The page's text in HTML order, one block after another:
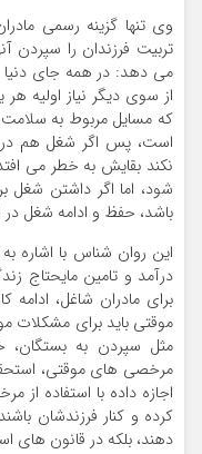
وی تنها گزینه رسمی
تربیت فرزندان را سپردن
می دهد: در همه جای دنیا
از سوی دیگر نیاز اولیه
که مسایل مربوط به سلامت
است، پس اگر شغل هم در
نکند بقایش به خطر می
شود، اما اگر داشتن شغل
باشد، حفظ و ادامه شغل
این روان شناس با
درآمد و تامین مایحتاج
برای مادران شاغل،
موقتی باید برای مشکلات
مثل سپردن به بستگان،
مرخصی های موقتی،
اجازه داده با استفاده
کرده و کنار فرزندشان
دهند، بلکه در قانون